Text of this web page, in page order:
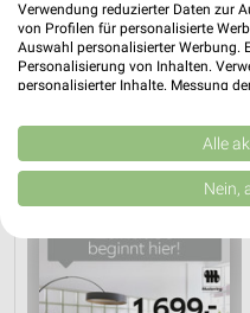
40,7 km
Küchen Preishits!
XXXLutz
Verwendung reduzierter Daten zur
von Profilen für personalisierte
Auswahl personalisierter Werbung.
Personalisierung von Inhalten.
personalisierter Inhalte. Messung
Kombinationen von Daten aus
Verbesserung der Angebote.
von Inhalten.
Daten können außerhalb der
USA gesendet werden.
Website/App.
Partnerliste anzeigen (1 IAB-
Wir nutzen Ihre Daten für folgende
Alle
Nein,